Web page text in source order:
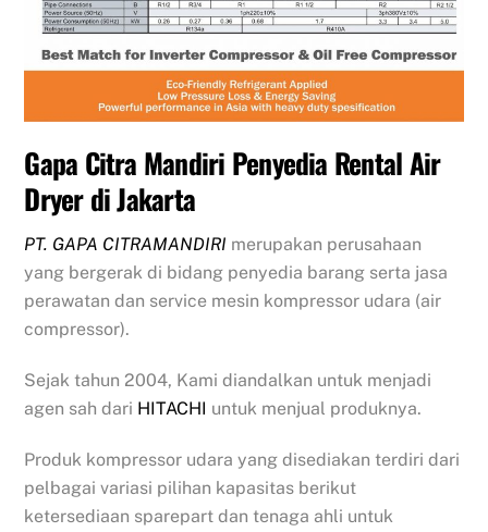
Gapa Citra Mandiri Penyedia Rental Air
Dryer di Jakarta
PT. GAPA CITRAMANDIRI merupakan perusahaan
yang bergerak di bidang penyedia barang serta jasa
perawatan dan service mesin kompressor udara (air
compressor).
Sejak tahun 2004, Kami diandalkan untuk menjadi
agen sah dari HITACHI untuk menjual produknya.
Produk kompressor udara yang disediakan terdiri dari
pelbagai variasi pilihan kapasitas berikut
ketersediaan sparepart dan tenaga ahli untuk